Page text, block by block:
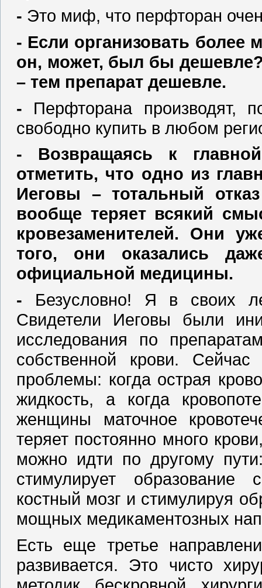
‑ Это миф, что перфторан
‑ Если организовать более
он, может, был бы
– тем препарат дешевле.
‑ Перфторана производят,
свободно купить в любом
‑ Возвращаясь к
отметить, что одно из
Иеговы – тотальный
вообще теряет всякий
кровезаменителей. Они
того, они оказались
официальной медицины.
‑ Безусловно! Я в своих
Свидетели Иеговы были
исследования по
собственной крови.
проблемы: когда острая
жидкость, а когда
женщины маточное
теряет постоянно много
можно идти по другому
стимулирует образование
костный мозг и стимулируя
мощных медикаментозных
Есть еще третье
развивается. Это чисто